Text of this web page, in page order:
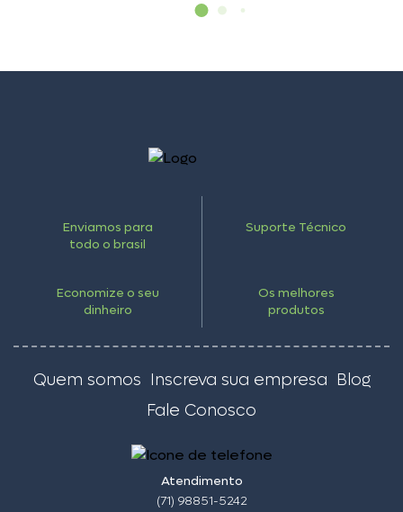
Enviamos para
todo o brasil
Suporte Técnico
Economize o seu
dinheiro
Os melhores
produtos
Quem somos Inscreva sua empresa Blog
Fale Conosco
Atendimento
(71) 98851-5242